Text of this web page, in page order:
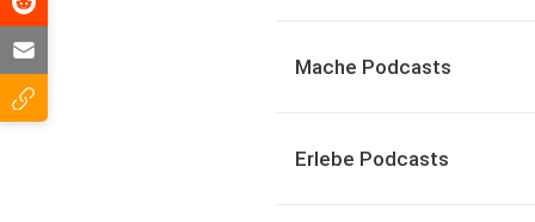
Mache Podcasts
Erlebe Podcasts